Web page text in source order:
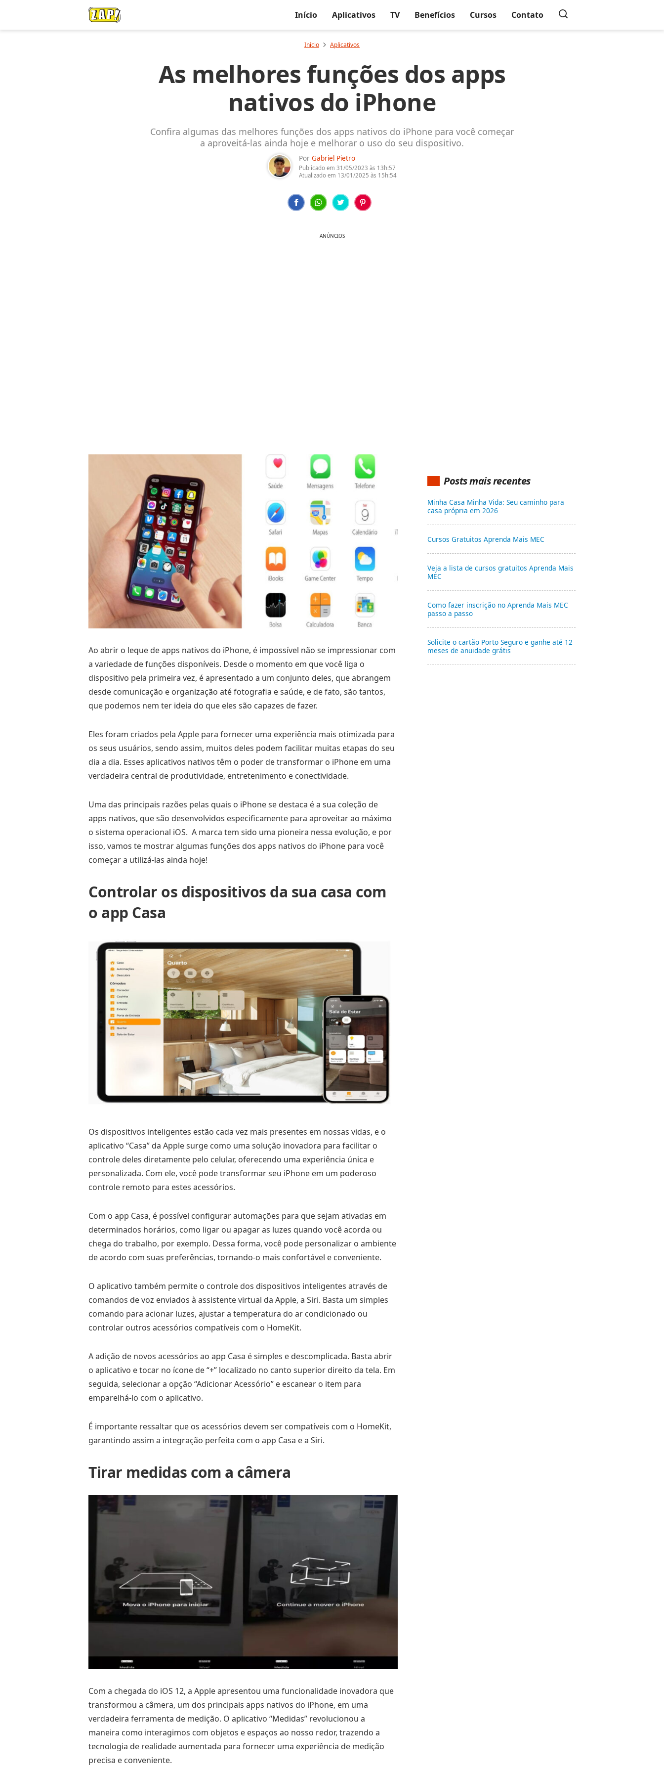
Início Aplicativos TV Benefícios Cursos Contato
Início Aplicativos
As melhores funções dos apps
nativos do iPhone
Confira algumas das melhores funções dos apps nativos do iPhone para você começar
a aproveitá-las ainda hoje e melhorar o uso do seu dispositivo.
Por Gabriel Pietro
Publicado em 31/05/2023 às 13h:57
Atualizado em 13/01/2025 às 15h:54
ANÚNCIOS
Ao abrir o leque de apps nativos do iPhone, é impossível não se impressionar com
a variedade de funções disponíveis. Desde o momento em que você liga o
dispositivo pela primeira vez, é apresentado a um conjunto deles, que abrangem
desde comunicação e organização até fotografia e saúde, e de fato, são tantos,
que podemos nem ter ideia do que eles são capazes de fazer.
Eles foram criados pela Apple para fornecer uma experiência mais otimizada para
os seus usuários, sendo assim, muitos deles podem facilitar muitas etapas do seu
dia a dia. Esses aplicativos nativos têm o poder de transformar o iPhone em uma
verdadeira central de produtividade, entretenimento e conectividade.
Uma das principais razões pelas quais o iPhone se destaca é a sua coleção de
apps nativos, que são desenvolvidos especificamente para aproveitar ao máximo
o sistema operacional iOS. A marca tem sido uma pioneira nessa evolução, e por
isso, vamos te mostrar algumas funções dos apps nativos do iPhone para você
começar a utilizá-las ainda hoje!
Controlar os dispositivos da sua casa com
o app Casa
Os dispositivos inteligentes estão cada vez mais presentes em nossas vidas, e o
aplicativo “Casa” da Apple surge como uma solução inovadora para facilitar o
controle deles diretamente pelo celular, oferecendo uma experiência única e
personalizada. Com ele, você pode transformar seu iPhone em um poderoso
controle remoto para estes acessórios.
Com o app Casa, é possível configurar automações para que sejam ativadas em
determinados horários, como ligar ou apagar as luzes quando você acorda ou
chega do trabalho, por exemplo. Dessa forma, você pode personalizar o ambiente
de acordo com suas preferências, tornando-o mais confortável e conveniente.
O aplicativo também permite o controle dos dispositivos inteligentes através de
comandos de voz enviados à assistente virtual da Apple, a Siri. Basta um simples
comando para acionar luzes, ajustar a temperatura do ar condicionado ou
controlar outros acessórios compatíveis com o HomeKit.
A adição de novos acessórios ao app Casa é simples e descomplicada. Basta abrir
o aplicativo e tocar no ícone de “+” localizado no canto superior direito da tela. Em
seguida, selecionar a opção “Adicionar Acessório” e escanear o item para
emparelhá-lo com o aplicativo.
É importante ressaltar que os acessórios devem ser compatíveis com o HomeKit,
garantindo assim a integração perfeita com o app Casa e a Siri.
Tirar medidas com a câmera
Com a chegada do iOS 12, a Apple apresentou uma funcionalidade inovadora que
transformou a câmera, um dos principais apps nativos do iPhone, em uma
verdadeira ferramenta de medição. O aplicativo “Medidas” revolucionou a
maneira como interagimos com objetos e espaços ao nosso redor, trazendo a
tecnologia de realidade aumentada para fornecer uma experiência de medição
precisa e conveniente.
Posts mais recentes
Minha Casa Minha Vida: Seu caminho para
casa própria em 2026
Cursos Gratuitos Aprenda Mais MEC
Veja a lista de cursos gratuitos Aprenda Mais
MEC
Como fazer inscrição no Aprenda Mais MEC
passo a passo
Solicite o cartão Porto Seguro e ganhe até 12
meses de anuidade grátis